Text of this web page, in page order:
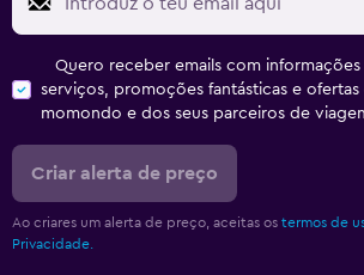
Quero receber emails com
serviços, promoções fantásticas e ofertas
momondo e dos seus parceiros de
Criar alerta de preço
Ao criares um alerta de preço, aceitas os termos de
Privacidade.